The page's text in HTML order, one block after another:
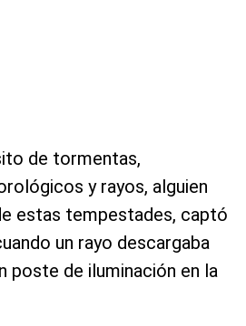
de tormentas,
y rayos, alguien
estas tempestades, captó
un rayo descargaba
poste de iluminación en la